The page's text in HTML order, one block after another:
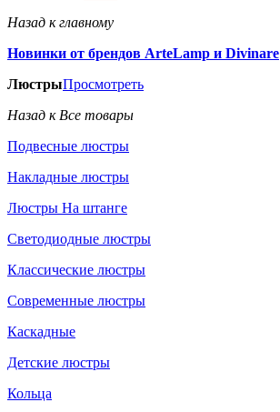
Назад к главному
Новинки от брендов ArteLamp и Divinare
ЛюстрыПросмотреть
Назад к Все товары
Подвесные люстры
Накладные люстры
Люстры На штанге
Светодиодные люстры
Классические люстры
Современные люстры
Каскадные
Детские люстры
Кольца